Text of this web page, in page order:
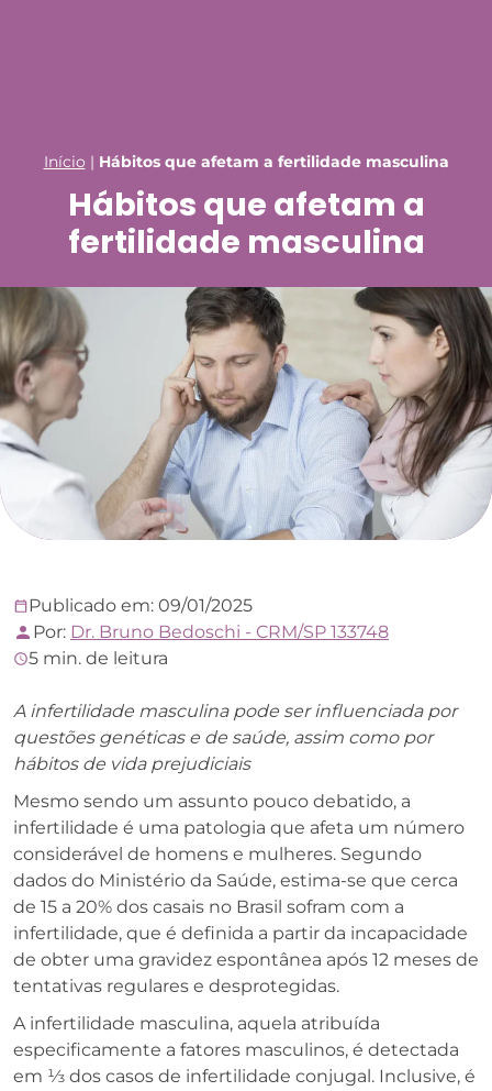
Início | Hábitos que afetam a fertilidade masculina
Hábitos que afetam a
fertilidade masculina
Publicado em: 09/01/2025
Por: Dr. Bruno Bedoschi - CRM/SP 133748
5 min. de leitura
A infertilidade masculina pode ser influenciada por
questões genéticas e de saúde, assim como por
hábitos de vida prejudiciais
Mesmo sendo um assunto pouco debatido, a
infertilidade é uma patologia que afeta um número
considerável de homens e mulheres. Segundo
dados do Ministério da Saúde, estima-se que cerca
de 15 a 20% dos casais no Brasil sofram com a
infertilidade, que é definida a partir da incapacidade
de obter uma gravidez espontânea após 12 meses de
tentativas regulares e desprotegidas.
A infertilidade masculina, aquela atribuída
especificamente a fatores masculinos, é detectada
em ⅓ dos casos de infertilidade conjugal. Inclusive, é